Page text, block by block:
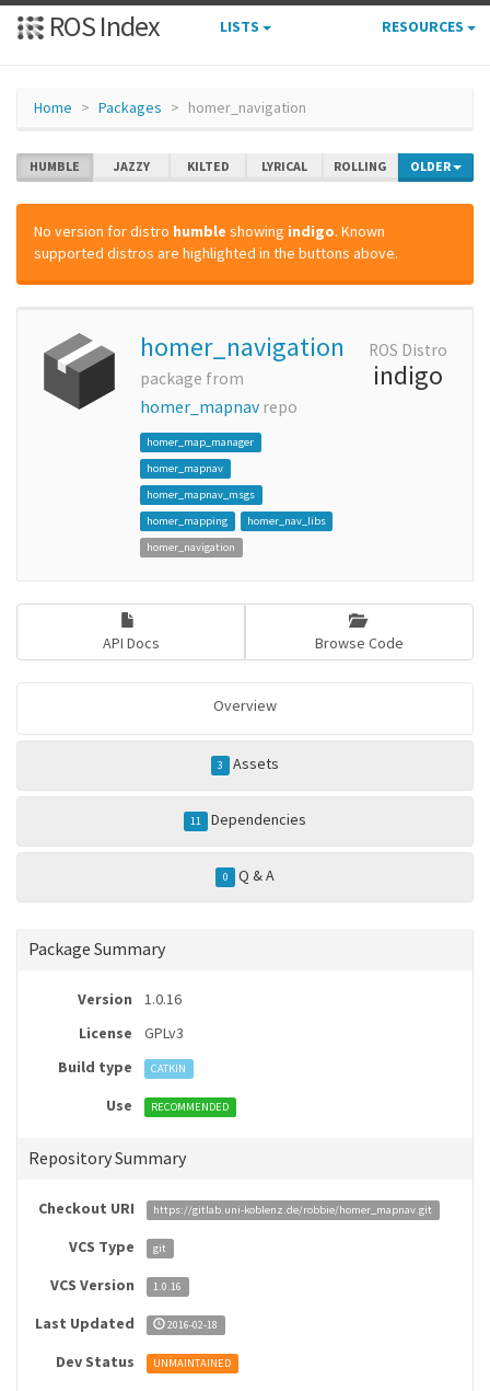
ROS Index LISTS RESOURCES
Home Packages homer_navigation
HUMBLE JAZZY KILTED LYRICAL ROLLING OLDER
No version for distro humble showing indigo. Known
supported distros are highlighted in the buttons above.
homer_navigation
package from
homer_mapnav repo
homer_map_manager
homer_mapnav
homer_mapnav_msgs
homer_mapping
homer_nav_libs
homer_navigation
ROS Distro
indigo
API Docs Browse Code
Overview
3 Assets
11 Dependencies
0 Q & A
Package Summary
Version
1.0.16
License
GPLv3
Build type
CATKIN
Use RECOMMENDED
Repository Summary
Checkout URI https://gitlab.uni-koblenz.de/robbie/homer_mapnav.git
VCS Type git
VCS Version 1.0.16
Last Updated 2016-02-18
Dev Status UNMAINTAINED